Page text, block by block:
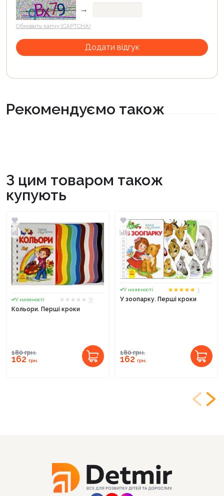
→
Обновить капчу (CAPTCHA)
Рекомендуємо також
З цим товаром також
купують
У наявності
0
Кольори. Перші кроки
180грн.
162грн.
У наявності
1
У зоопарку. Перші кроки
180грн.
162грн.